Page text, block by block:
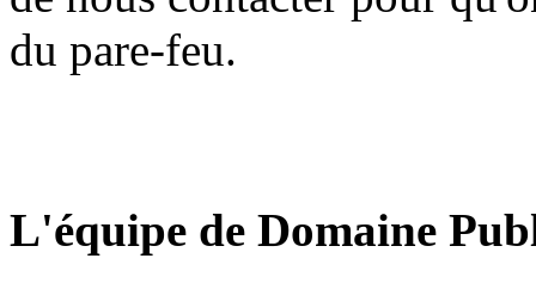
du pare-feu.
L'équipe de Domaine